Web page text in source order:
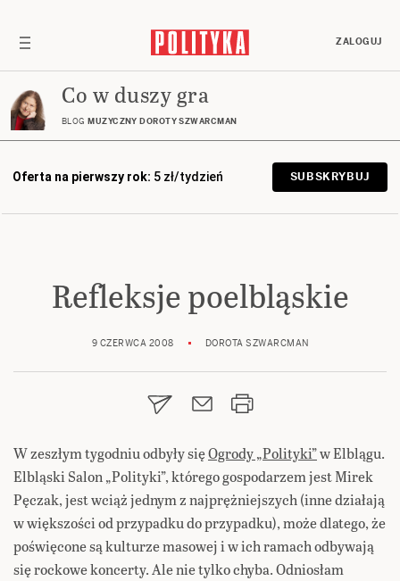
ZALOGUJ
Co w duszy gra
BLOG MUZYCZNY DOROTY SZWARCMAN
Oferta na pierwszy rok: 5 zł/tydzień SUBSKRYBUJ
Refleksje poelbląskie
9 CZERWCA 2008 DOROTA SZWARCMAN
W zeszłym tygodniu odbyły sięOgrody „Polityki”w Elblągu.
Elbląski Salon „Polityki”, którego gospodarzem jest Mirek
Pęczak, jest wciąż jednym z najprężniejszych (inne działają
w większości od przypadku do przypadku), może dlatego, że
poświęcone są kulturze masowej i w ich ramach odbywają
się rockowe koncerty. Ale nie tylko chyba. Odniosłam